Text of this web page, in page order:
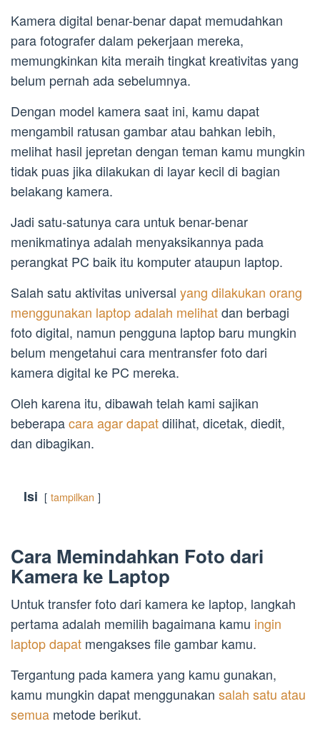
Kamera digital benar-benar dapat memudahkan
para fotografer dalam pekerjaan mereka,
memungkinkan kita meraih tingkat kreativitas yang
belum pernah ada sebelumnya.
Dengan model kamera saat ini, kamu dapat
mengambil ratusan gambar atau bahkan lebih,
melihat hasil jepretan dengan teman kamu mungkin
tidak puas jika dilakukan di layar kecil di bagian
belakang kamera.
Jadi satu-satunya cara untuk benar-benar
menikmatinya adalah menyaksikannya pada
perangkat PC baik itu komputer ataupun laptop.
Salah satu aktivitas universal yang dilakukan orang
menggunakan laptop adalah melihatdan berbagi
foto digital, namun pengguna laptop baru mungkin
belum mengetahui cara mentransfer foto dari
kamera digital ke PC mereka.
Oleh karena itu, dibawah telah kami sajikan
beberapacara agar dapatdilihat, dicetak, diedit,
dan dibagikan.
Isi tampilkan
Cara Memindahkan Foto dari
Kamera ke Laptop
Untuk transfer foto dari kamera ke laptop, langkah
pertama adalah memilih bagaimana kamu ingin
laptop dapat mengakses file gambar kamu.
Tergantung pada kamera yang kamu gunakan,
kamu mungkin dapat menggunakan salah satu atau
semua metode berikut.